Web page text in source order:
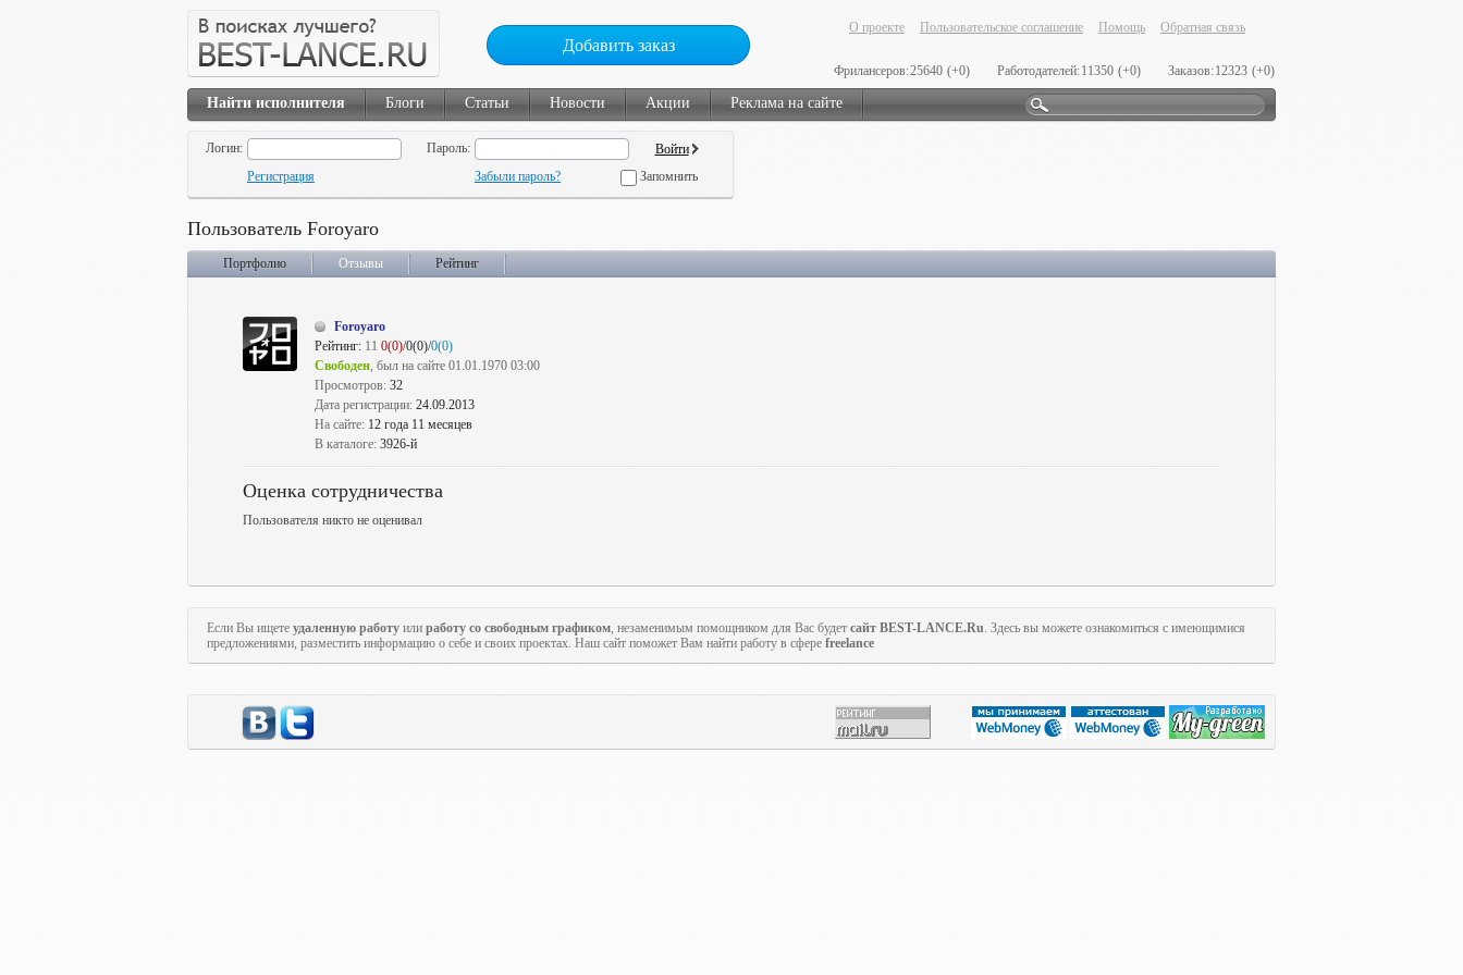
Добавить заказ
О проекте Пользовательское соглашение Помощь Обратная связь
Фрилансеров:25640 (+0) Работодателей:11350 (+0) Заказов:12323 (+0)
Найти исполнителя Блоги Статьи Новости Акции Реклама на сайте
Логин:
Пароль:
Регистрация
Забыли пароль? Запомнить
Пользователь Foroyaro
Портфолио Отзывы Рейтинг
Foroyaro
Рейтинг: 11 0(0)/0(0)/0(0)
Свободен, был на сайте 01.01.1970 03:00
Просмотров: 32
Дата регистрации: 24.09.2013
На сайте: 12 года 11 месяцев
В каталоге: 3926-й
Оценка сотрудничества
Пользователя никто не оценивал
Если Вы ищете удаленную работу или работу со свободным графиком, незаменимым помощником для Вас будет сайт BEST-LANCE.Ru. Здесь вы можете ознакомиться с имеющимися
предложениями, разместить информацию о себе и своих проектах. Наш сайт поможет Вам найти работу в сфере freelance